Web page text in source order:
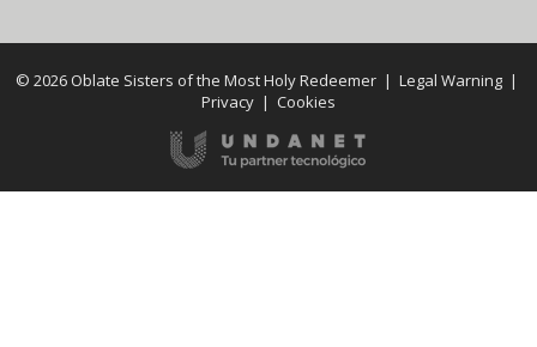
© 2026 Oblate Sisters of the Most Holy Redeemer | Legal Warning|
Privacy| Cookies